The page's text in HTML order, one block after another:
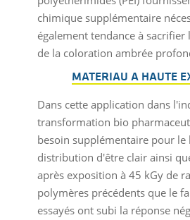
chimique supplémentaire
également tendance à sacrifier
de la coloration ambrée
MATERIAU A HAUTE
Dans cette application dans
transformation bio
besoin supplémentaire pour le
distribution d'être clair ainsi
après exposition à 45 kGy de
polymères précédents que le
essayés ont subi la réponse